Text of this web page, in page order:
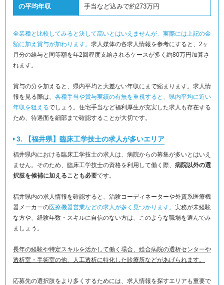
の平均年収
手当など込みで約273万円
全業種と比較してみると決して高いとはいえませんが、実際には上記の金
額に加え賞与が加わります。 求人媒体の各求人情報を参考にすると、2ヶ
月分の給与と同等額を年2回程度支給されるケースが多く約80万円加算さ
れます。
賞与の分を加えると、県内平均と大差ない年収にまで縮まります。求人情
報を見る際は、 各種手当や賞与実績の有無を重視すると、県内平均に近い
年収を狙えるでしょう。住宅手当など福利厚生が充実した求人も存在する
ため、待遇面を細部まで確認することが大切です。
3. 【福井県】臨床工学技士の求人が多いエリア
福井県内における臨床工学技士の求人は、病院からの募集が多いとはいえ
ません。そのため、臨床工学技士の資格を利用して働く際、 病院以外の選
択肢を候補に加えることも必要です。
福井県内の求人情報を確認すると、治験コーディネーターや外資系医療機
器メーカーの医療機器営業などの求人が多く見つかります。 実務が未経験
な方や、経験年数・スキルに自信のない方は、このような職場を選んでみ
ましょう。
長年の経験や特定スキルを活かして働く場合、総合病院の透析センターや
透析室・手術室の他、人工透析に特化した診療所などがあげられます。
応募先の選択肢をより多くするためには、求人情報を探すエリアも重要で